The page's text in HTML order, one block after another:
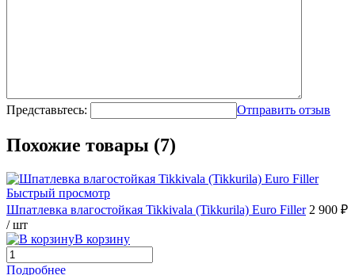
Представьтесь: Отправить отзыв
Похожие товары (7)
Быстрый просмотр
Шпатлевка влагостойкая Tikkivala (Tikkurila) Euro Filler 2 900 ₽
/ шт
В корзину
Подробнее